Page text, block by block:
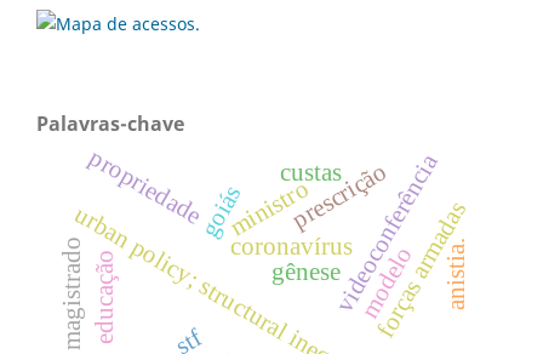
Palavras-chave
urban policy; structural inequalities ;
stf
videoconferência
coronavírus forças armadas
prescrição
magistrado
ministro
modelo
gênese anistia.
goiás
custas
propriedade
educação